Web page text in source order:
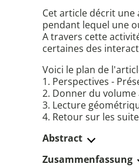
Cet article décrit une
pendant lequel une
A travers cette
certaines des
Voici le plan de
1. Perspectives -
2. Donner du
3. Lecture
4. Retour sur les
Abstract
Zusammenfassung